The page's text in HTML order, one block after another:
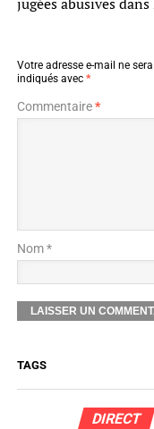
Votre adresse e-mail ne
indiqués avec *
Commentaire*
Nom *
TAGS
DIRECT